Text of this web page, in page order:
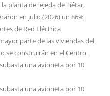
planta deTejeda de Tiétar,
en julio (2026) un 86%
de Red Eléctrica
parte de las viviendas del
se construirán en el Centro
una avioneta por 10
una avioneta por 10